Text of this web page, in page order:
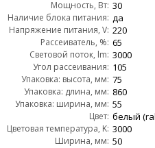
Мощность, Вт: 30
Наличие блока питания: да
Напряжение питания, V: 220
Рассеиватель, %: 65
Световой поток, lm: 3000
Угол рассеивания: 105
Упаковка: высота, мм: 75
Упаковка: длина, мм: 860
Упаковка: ширина, мм: 55
Цвет: белый
Цветовая температура, K: 3000
Ширина, мм: 50